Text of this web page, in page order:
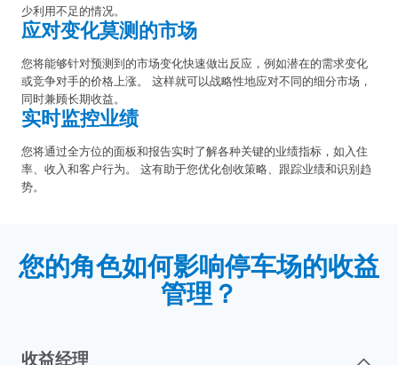
少利用不足的情况。
应对变化莫测的市场
您将能够针对预测到的市场变化快速做出反应，例如潜在的需求变化
或竞争对手的价格上涨。 这样就可以战略性地应对不同的细分市场，
同时兼顾长期收益。
实时监控业绩
您将通过全方位的面板和报告实时了解各种关键的业绩指标，如入住
率、收入和客户行为。 这有助于您优化创收策略、跟踪业绩和识别趋
势。
您的角色如何影响停车场的收益
管理？
收益经理